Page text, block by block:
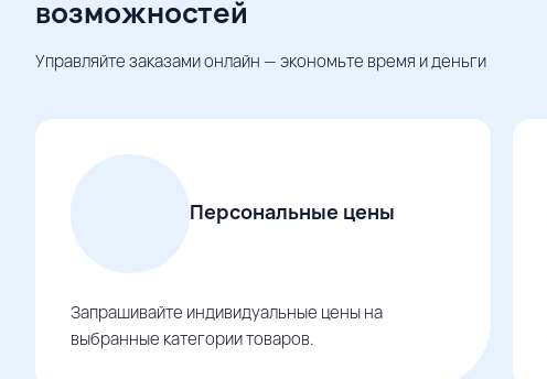
возможностей
Управляйте заказами онлайн — экономьте время и деньги
Персональные цены
Запрашивайте индивидуальные цены на
выбранные категории товаров.